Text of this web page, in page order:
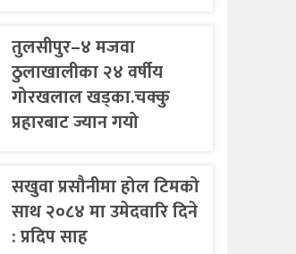
तुलसीपुर–४ मजवा
ठुलाखालीका २४ वर्षीय
गोरखलाल खड्का.चक्कु
प्रहारबाट ज्यान गयो
सखुवा प्रसौनीमा होल टिमको
साथ २०८४ मा उमेदवारि दिने
: प्रदिप साह